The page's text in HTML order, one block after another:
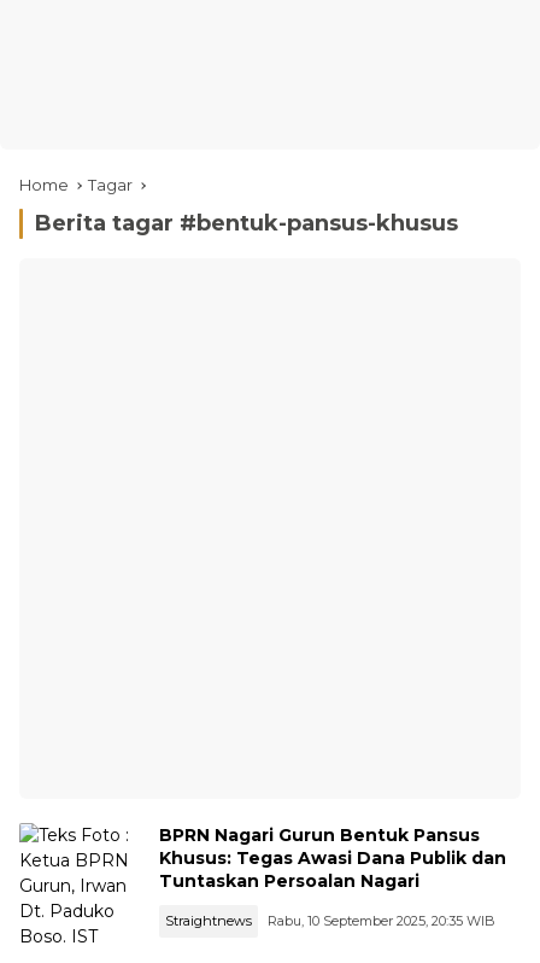
Home Tagar
Berita tagar #bentuk-pansus-khusus
BPRN Nagari Gurun Bentuk Pansus
Khusus: Tegas Awasi Dana Publik dan
Tuntaskan Persoalan Nagari
Straightnews Rabu, 10 September 2025, 20:35 WIB